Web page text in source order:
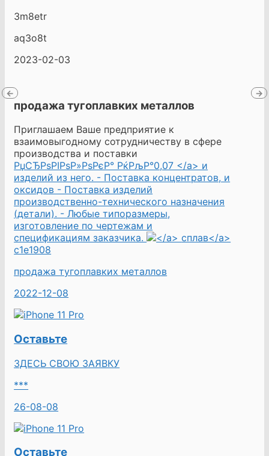
3m8etr
aq3o8t
2023-02-03
продажа тугоплавких металлов
Приглашаем Ваше предприятие к
взаимовыгодному сотрудничеству в сфере
производства и поставки
РџСЂРѕРІРѕР»РѕРєР° РќРљР°0,07 </a> и
изделий из него. - Поставка концентратов, и
оксидов - Поставка изделий
производственно-технического назначения
(детали). - Любые типоразмеры,
изготовление по чертежам и
спецификациям заказчика.
</a>сплав</a>
c1e1908
продажа тугоплавких металлов
2022-12-08
Оставьте
ЗДЕСЬ СВОЮ ЗАЯВКУ
***
26-08-08
Оставьте
← →